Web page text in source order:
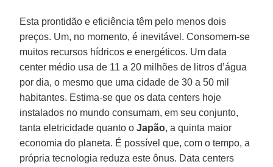
Esta prontidão e eficiência têm pelo menos dois
preços. Um, no momento, é inevitável. Consomem-se
muitos recursos hídricos e energéticos. Um data
center médio usa de 11 a 20 milhões de litros d’água
por dia, o mesmo que uma cidade de 30 a 50 mil
habitantes. Estima-se que os data centers hoje
instalados no mundo consumam, em seu conjunto,
tanta eletricidade quanto oJapão, a quinta maior
economia do planeta. É possível que, com o tempo, a
própria tecnologia reduza este ônus. Data centers